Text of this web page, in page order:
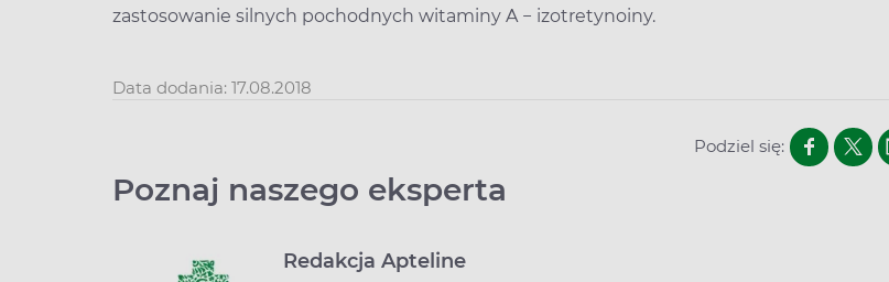
zastosowanie silnych pochodnych witaminy A − izotretynoiny.
Data dodania: 17.08.2018
Podziel się:
Poznaj naszego eksperta
Redakcja Apteline